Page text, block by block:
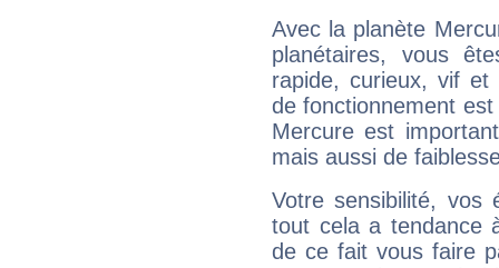
Avec la planète
planétaires, vous
rapide, curieux, vif et
de fonctionnement
Mercure est
mais aussi de
Votre sensibilité,
tout cela a tendance
de ce fait vous faire